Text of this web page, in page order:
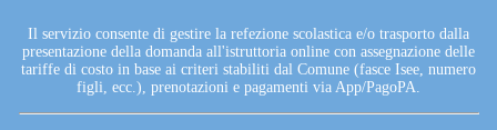
Il servizio consente di gestire la refezione scolastica e/o trasporto dalla
presentazione della domanda all'istruttoria online con assegnazione delle
tariffe di costo in base ai criteri stabiliti dal Comune (fasce Isee, numero
figli, ecc.), prenotazioni e pagamenti via App/PagoPA.